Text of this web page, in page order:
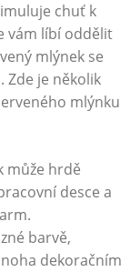
chuť k
vám líbí oddělit
mlýnek se
je několik
mlýnku
může hrdě
desce a
barvě,
⁤dekoračním